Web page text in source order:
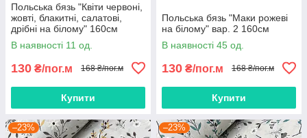
Польська бязь "Квіти червоні,
жовті, блакитні, салатові,
дрібні на білому" 160см
В наявності 11 од.
130 ₴/пог.м 168 ₴/пог.м
Купити
Польська бязь "Маки рожеві
на білому" вар. 2 160см
В наявності 45 од.
130 ₴/пог.м 168 ₴/пог.м
Купити
–23% –23%